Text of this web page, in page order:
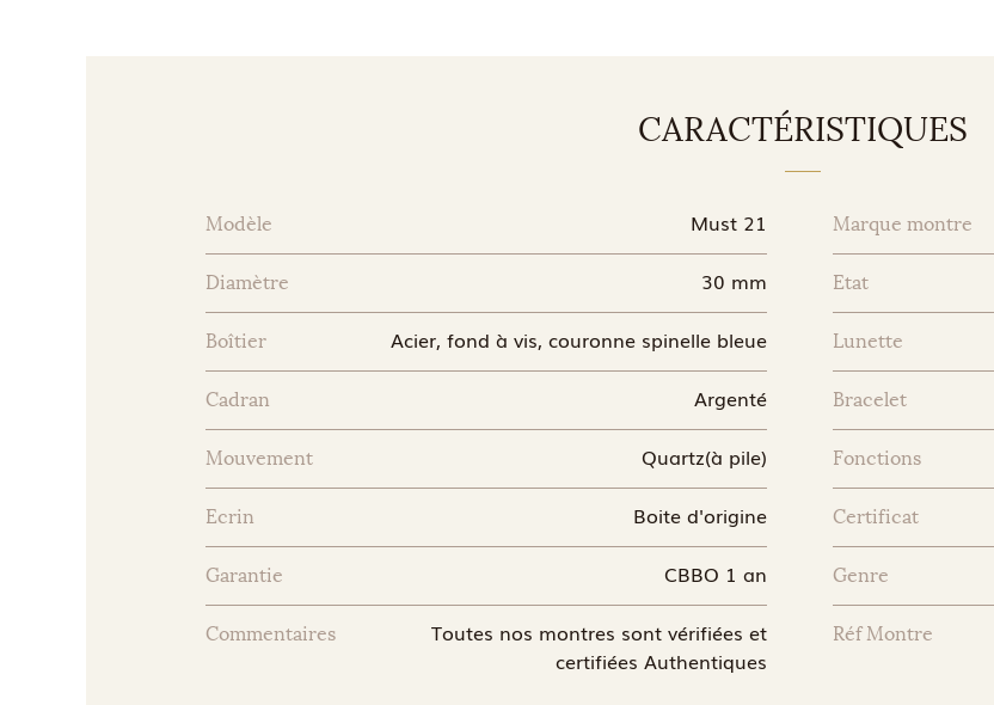
CARACTÉRISTIQUES
Modèle Must 21 Marque montre
Diamètre 30 mm Etat
Boîtier Acier, fond à vis, couronne spinelle bleue Lunette
Cadran Argenté Bracelet
Mouvement Quartz(à pile) Fonctions
Ecrin Boite d'origine Certificat
Garantie CBBO 1 an Genre
Commentaires
Toutes nos montres sont vérifiées et
certifiées Authentiques
Réf Montre